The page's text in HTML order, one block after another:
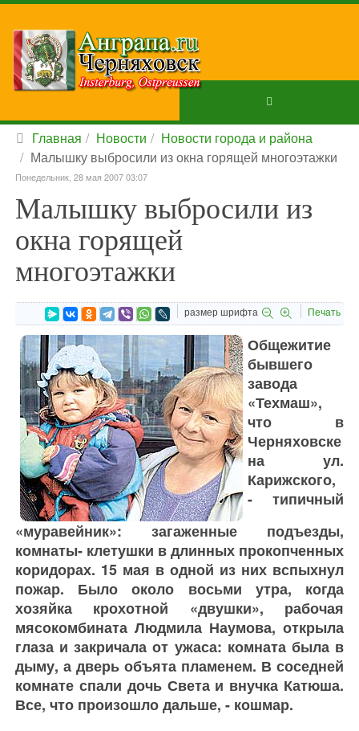
Главная Новости
Новости города и района
Малышку выбросили из окна горящей многоэтажки
Понедельник, 28 мая 2007 03:07
Малышку выбросили из
окна горящей
многоэтажки
размер шрифта Печать
Общежитие
бывшего
завода
«Техмаш»,
что в
Черняховске
на ул.
Карижского,
- типичный
«муравейник»: загаженные подъезды,
комнаты- клетушки в длинных прокопченных
коридорах. 15 мая в одной из них вспыхнул
пожар. Было около восьми утра, когда
хозяйка крохотной «двушки», рабочая
мясокомбината Людмила Наумова, открыла
глаза и закричала от ужаса: комната была в
дыму, а дверь объята пламенем. В соседней
комнате спали дочь Света и внучка Катюша.
Все, что произошло дальше, - кошмар.